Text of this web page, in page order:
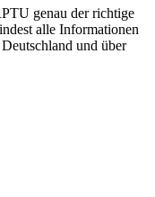
genau der richtige
alle Informationen
und über